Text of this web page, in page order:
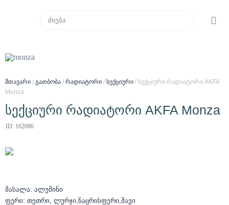
მთავარი / გათბობა / რადიატორი / სექციური / სექციური რადიატორი AKFA
Monza
სექციური რადიატორი AKFA Monza
ID: 162086
მასალა: ალუმინი
ფერი: თეთრი, ლურჯი,ნაცრისფერი,შავი